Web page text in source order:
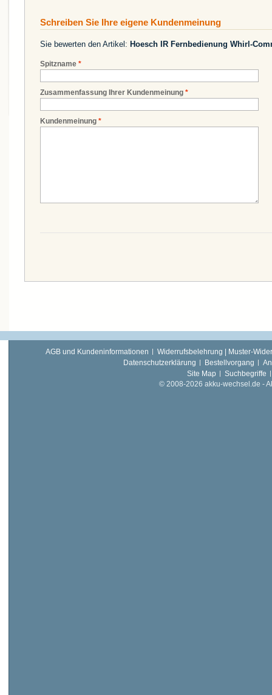
Schreiben Sie Ihre eigene Kundenmeinung
Sie bewerten den Artikel: Hoesch IR Fernbedienung Whirl-
*
Spitzname
*
Zusammenfassung Ihrer Kundenmeinung
*
Kundenmeinung
AGB und Kundeninformationen
Widerrufsbelehrung | Muster-
Datenschutzerklärung
Bestellvorgang
Site Map
Suchbegriffe
© 2008-2026 akku-wechsel.de -